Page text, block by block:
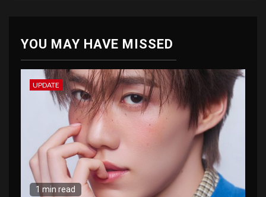
YOU MAY HAVE MISSED
UPDATE
1 min read